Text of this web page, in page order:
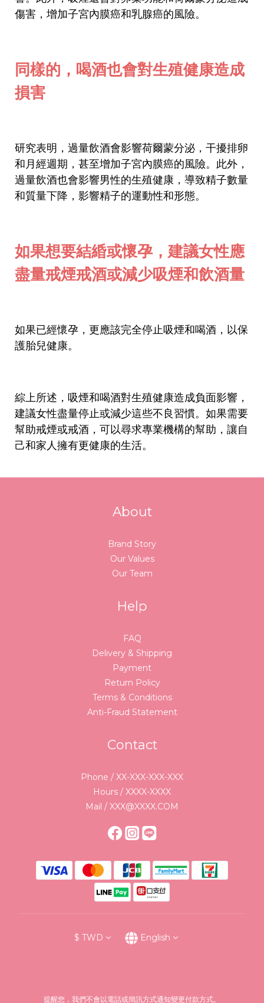
傷害，增加子宮內膜癌和乳腺癌的風險。
同樣的，喝酒也會對生殖健康造成
損害
研究表明，過量飲酒會影響荷爾蒙分泌，干擾排卵
和月經週期，甚至增加子宮內膜癌的風險。此外，
過量飲酒也會影響男性的生殖健康，導致精子數量
和質量下降，影響精子的運動性和形態。
如果想要結緍或懷孕，建議女性應
盡量戒煙戒酒或減少吸煙和飲酒量
如果已經懷孕，更應該完全停止吸煙和喝酒，以保
護胎兒健康。
綜上所述，吸煙和喝酒對生殖健康造成負面影響，
建議女性盡量停止或減少這些不良習慣。如果需要
幫助戒煙或戒酒，可以尋求專業機構的幫助，讓自
己和家人擁有更健康的生活。
About
Brand Story
Our Values
Our Team
Help
FAQ
Delivery & Shipping
Payment
Return Policy
Terms & Conditions
Anti-Fraud Statement
Contact
Phone / XX-XXX-XXX-XXX
Hours / XXXX-XXXX
Mail / XXX@XXXX.COM
$ TWD English
提醒您，我們不會以電話或簡訊方式通知變更付款方式。